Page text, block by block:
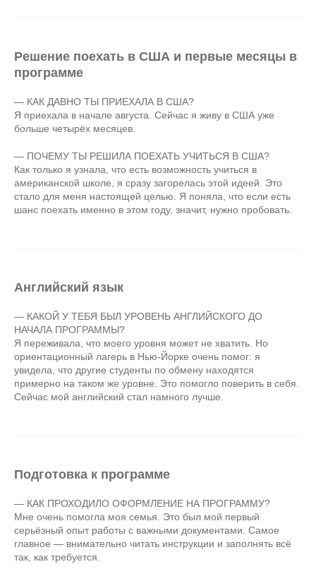
Решение поехать в США и первые месяцы в
программе
— КАК ДАВНО ТЫ ПРИЕХАЛА В США?
Я приехала в начале августа. Сейчас я живу в США уже
больше четырёх месяцев.
— ПОЧЕМУ ТЫ РЕШИЛА ПОЕХАТЬ УЧИТЬСЯ В США?
Как только я узнала, что есть возможность учиться в
американской школе, я сразу загорелась этой идеей. Это
стало для меня настоящей целью. Я поняла, что если есть
шанс поехать именно в этом году, значит, нужно пробовать.
Английский язык
— КАКОЙ У ТЕБЯ БЫЛ УРОВЕНЬ АНГЛИЙСКОГО ДО
НАЧАЛА ПРОГРАММЫ?
Я переживала, что моего уровня может не хватить. Но
ориентационный лагерь в Нью-Йорке очень помог: я
увидела, что другие студенты по обмену находятся
примерно на таком же уровне. Это помогло поверить в себя.
Сейчас мой английский стал намного лучше.
Подготовка к программе
— КАК ПРОХОДИЛО ОФОРМЛЕНИЕ НА ПРОГРАММУ?
Мне очень помогла моя семья. Это был мой первый
серьёзный опыт работы с важными документами. Самое
главное — внимательно читать инструкции и заполнять всё
так, как требуется.